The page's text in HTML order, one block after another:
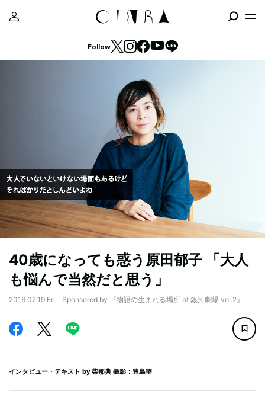
Follow
40歳になっても惑う原田郁子 「大人
も悩んで当然だと思う」
2016.02.19 Fri Sponsored by 『物語の生まれる場所 at 銀河劇場 vol.2』
インタビュー・テキスト by 柴那典 撮影：豊島望